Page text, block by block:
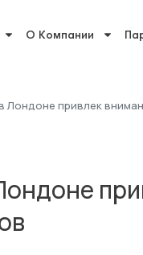
О Компании
Лондоне привлек